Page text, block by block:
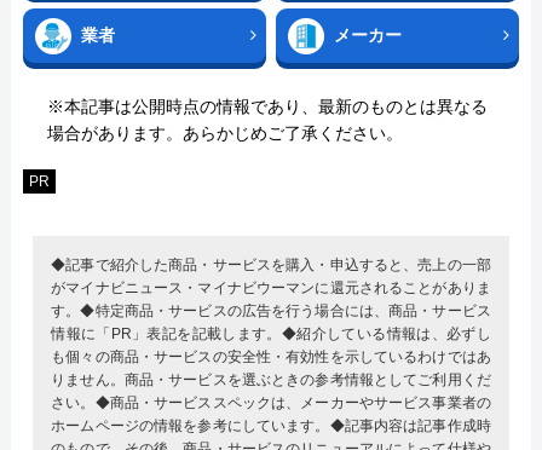
業者 メーカー
※本記事は公開時点の情報であり、最新のものとは異なる
場合があります。あらかじめご了承ください。
PR
◆記事で紹介した商品・サービスを購入・申込すると、売上の一部
がマイナビニュース・マイナビウーマンに還元されることがありま
す。◆特定商品・サービスの広告を行う場合には、商品・サービス
情報に「PR」表記を記載します。◆紹介している情報は、必ずし
も個々の商品・サービスの安全性・有効性を示しているわけではあ
りません。商品・サービスを選ぶときの参考情報としてご利用くだ
さい。◆商品・サービススペックは、メーカーやサービス事業者の
ホームページの情報を参考にしています。◆記事内容は記事作成時